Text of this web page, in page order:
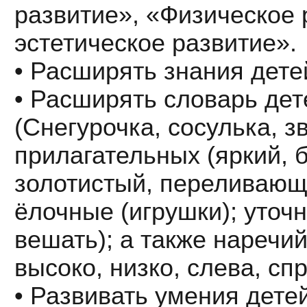
развитие»,
эстетическое развитие».
• Расширять знания
• Расширять словарь
(Снегурочка, сосулька,
прилагательных (яркий,
золотистый,
ёлочные (игрушки);
вешать); а также
высоко, низко, слева,
• Развивать умения